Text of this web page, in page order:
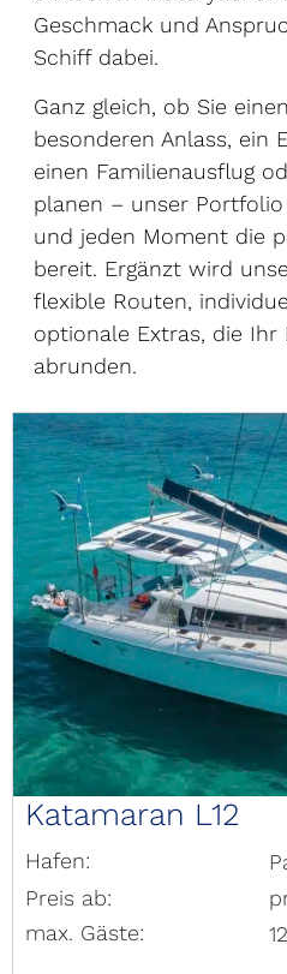
Geschmack und
Schiff dabei.
Ganz gleich, ob Sie
besonderen Anlass, ein
einen Familienausflug
planen – unser
und jeden Moment die
bereit. Ergänzt wird
flexible Routen,
optionale Extras, die Ihr
abrunden.
Katamaran L12
Hafen:
Preis ab:
max. Gäste:
12